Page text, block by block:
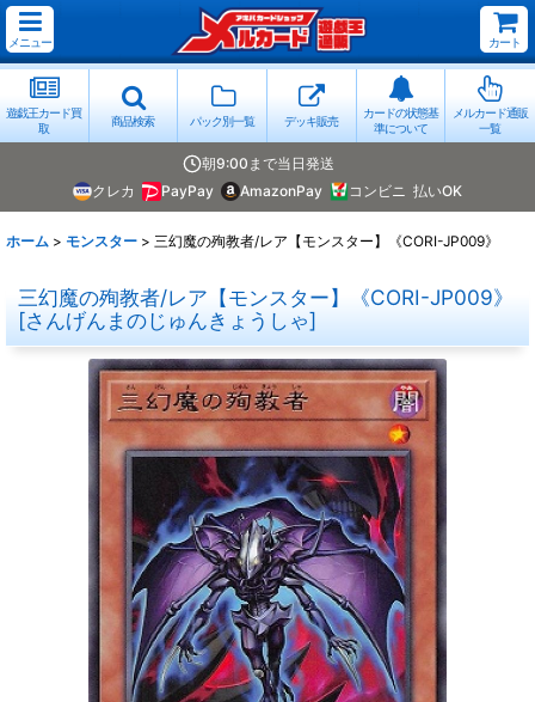
メニュー カート
遊戯王カード買
取
商品検索 パック別一覧 デッキ販売
カードの状態基
準について
メルカード通販
一覧
朝9:00まで当日発送
クレカ
PayPay AmazonPay コンビニ 払いOK
ホーム > モンスター > 三幻魔の殉教者/レア【モンスター】《CORI-JP009》
三幻魔の殉教者/レア【モンスター】《CORI-JP009》
[さんげんまのじゅんきょうしゃ]